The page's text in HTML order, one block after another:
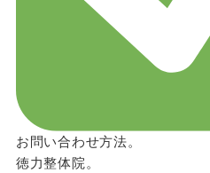
お問い合わせ方法。
徳力整体院。